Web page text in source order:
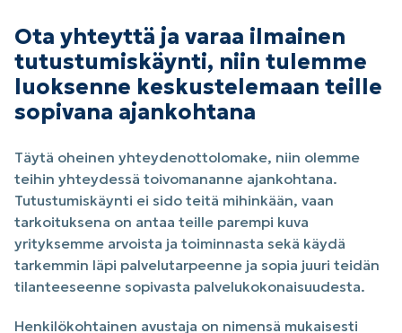
Ota yhteyttä ja varaa ilmainen
tutustumiskäynti, niin tulemme
luoksenne keskustelemaan teille
sopivana ajankohtana
Täytä oheinen yhteydenottolomake, niin olemme
teihin yhteydessä toivomananne ajankohtana.
Tutustumiskäynti ei sido teitä mihinkään, vaan
tarkoituksena on antaa teille parempi kuva
yrityksemme arvoista ja toiminnasta sekä käydä
tarkemmin läpi palvelutarpeenne ja sopia juuri teidän
tilanteeseenne sopivasta palvelukokonaisuudesta.
Henkilökohtainen avustaja on nimensä mukaisesti